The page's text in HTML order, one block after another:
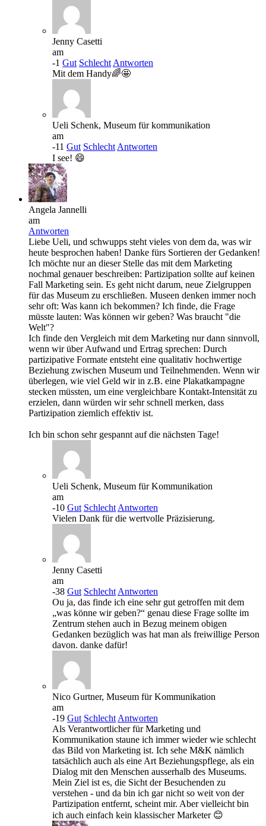
Jenny Casetti
am
-1 Gut Schlecht Antworten
Mit dem Handy🌈🤩
Ueli Schenk, Museum für kommunikation
am
-11 Gut Schlecht Antworten
I see! 😄
Angela Jannelli
am
Antworten
Liebe Ueli, und schwupps steht vieles von dem da, was wir
heute besprochen haben! Danke fürs Sortieren der Gedanken!
Ich möchte nur an dieser Stelle das mit dem Marketing
nochmal genauer beschreiben: Partizipation sollte auf keinen
Fall Marketing sein. Es geht nicht darum, neue Zielgruppen
für das Museum zu erschließen. Museen denken immer noch
sehr oft: Was kann ich bekommen? Ich finde, die Frage
müsste lauten: Was können wir geben? Was braucht "die
Welt"?
Ich finde den Vergleich mit dem Marketing nur dann sinnvoll,
wenn wir über Aufwand und Ertrag sprechen: Durch
partizipative Formate entsteht eine qualitativ hochwertige
Beziehung zwischen Museum und Teilnehmenden. Wenn wir
überlegen, wie viel Geld wir in z.B. eine Plakatkampagne
stecken müssten, um eine vergleichbare Kontakt-Intensität zu
erzielen, dann würden wir sehr schnell merken, dass
Partizipation ziemlich effektiv ist.
Ich bin schon sehr gespannt auf die nächsten Tage!
Ueli Schenk, Museum für Kommunikation
am
-10 Gut Schlecht Antworten
Vielen Dank für die wertvolle Präzisierung.
Jenny Casetti
am
-38 Gut Schlecht Antworten
Ou ja, das finde ich eine sehr gut getroffen mit dem
„was könne wir geben?“ genau diese Frage sollte im
Zentrum stehen auch in Bezug meinem obigen
Gedanken bezüglich was hat man als freiwillige Person
davon. danke dafür!
Nico Gurtner, Museum für Kommunikation
am
-19 Gut Schlecht Antworten
Als Verantwortlicher für Marketing und
Kommunikation staune ich immer wieder wie schlecht
das Bild von Marketing ist. Ich sehe M&K nämlich
tatsächlich auch als eine Art Beziehungspflege, als ein
Dialog mit den Menschen ausserhalb des Museums.
Mein Ziel ist es, die Sicht der Besuchenden zu
verstehen - und da bin ich gar nicht so weit von der
Partizipation entfernt, scheint mir. Aber vielleicht bin
ich auch einfach kein klassischer Marketer 😊